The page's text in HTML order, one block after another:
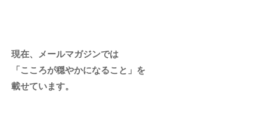
現在、メールマガジンでは
「こころが穏やかになること」を
載せています。